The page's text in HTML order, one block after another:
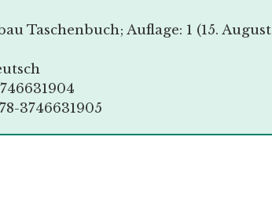
Taschenbuch; Auflage: 1 (15. August
3746631905